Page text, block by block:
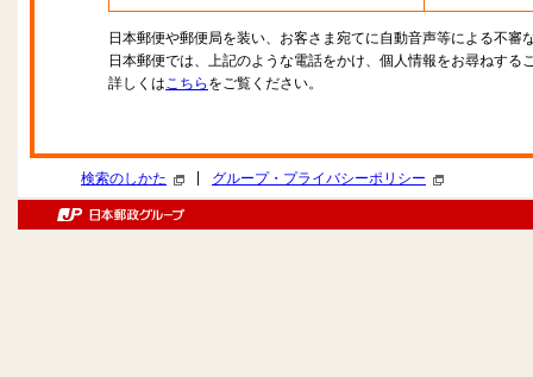
日本郵便や郵便局を装い、お客さま宛てに自動音声等による不審
日本郵便では、上記のような電話をかけ、個人情報をお尋ねする
詳しくはこちら をご覧ください。
検索のしかた グループ・プライバシーポリシー